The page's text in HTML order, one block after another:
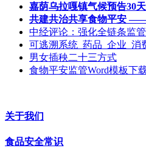
嘉荫乌拉嘎镇气候预告30天
共建共治共享食物平安
中经评论：强化全链条监
可逃溯系统_药品_企业_消
男女插秧二十三方式
食物平安监管Word模板下
关于我们
食品安全常识